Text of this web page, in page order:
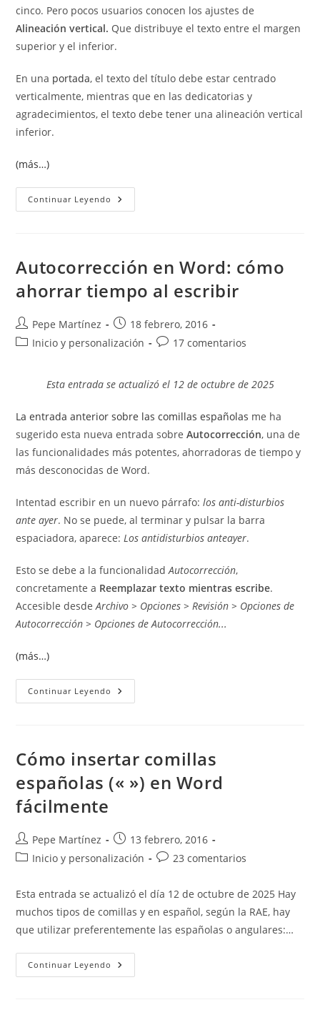
cinco. Pero pocos usuarios conocen los ajustes de
Alineación vertical. Que distribuye el texto entre el margen
superior y el inferior.
En una portada, el texto del título debe estar centrado
verticalmente, mientras que en las dedicatorias y
agradecimientos, el texto debe tener una alineación vertical
inferior.
(más…)
Continuar Leyendo Alineación
Vertical
Autocorrección en Word: cómo
ahorrar tiempo al escribir
Autor
de
Pepe Martínez
Publicación
de
18 febrero, 2016
Categoría
entrada:
Inicio y personalización
Comentarios
entrada:
17 comentarios
Esta entrada se actualizó el 12 de octubre de 2025
La entrada anterior sobre las comillas españolas me ha
sugerido esta nueva entrada sobreAutocorrección, una de
las funcionalidades más potentes, ahorradoras de tiempo y
más desconocidas de Word.
Intentad escribir en un nuevo párrafo:los anti-disturbios
ante ayer. No se puede, al terminar y pulsar la barra
espaciadora, aparece:Los antidisturbios anteayer.
Esto se debe a la funcionalidadAutocorrección,
concretamente a Reemplazar texto mientras escribe.
Accesible desdeArchivo > Opciones > Revisión > Opciones de
Autocorrección > Opciones de Autocorrección...
(más…)
Continuar Leyendo Autocorrección
En
Al
Escribir
Cómo insertar comillas
españolas (« ») en Word
fácilmente
Autor
de
Pepe Martínez
Publicación
de
13 febrero, 2016
Categoría
la
entrada:
Inicio y personalización
Comentarios
la
entrada:
23 comentarios
Esta entrada se actualizó el día 12 de octubre de 2025 Hay
muchos tipos de comillas y en español, según la RAE, hay
que utilizar preferentemente las españolas o angulares:…
Continuar Leyendo Cómo
Insertar